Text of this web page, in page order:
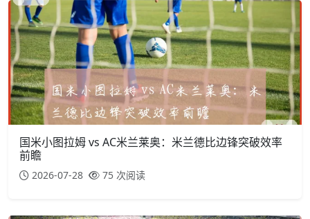
国米小图拉姆 vs AC米兰莱奥：米兰德比边锋突破效率
前瞻
2026-07-28 75 次阅读